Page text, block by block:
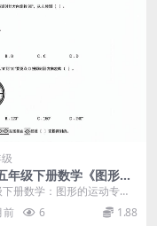
年级下册数学《图形的
专项练习题及旋转平移
册数学：图形的运动专项
练习推荐 各位家长和同学，
日为您推荐...
前 6 1.88